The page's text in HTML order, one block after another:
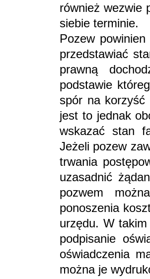
również wezwie
siebie terminie.
Pozew
przedstawiać
prawną
podstawie
spór na korzyść
jest to jednak
wskazać stan
Jeżeli pozew
trwania
uzasadnić
pozwem
ponoszenia
urzędu. W takim
podpisanie
oświadczenia
można je